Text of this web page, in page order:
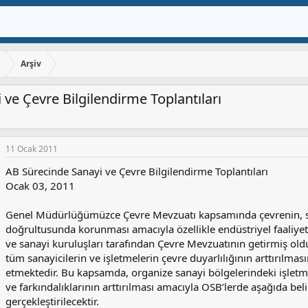
Arşiv
Çevre Bilgilendirme Toplantıları
11 Ocak 2011
AB Sürecinde Sanayi ve Çevre Bilgilendirme Toplantıları
Ocak 03, 2011
Genel Müdürlüğümüzce Çevre Mevzuatı kapsamında
doğrultusunda korunması amacıyla özellikle endüstriyel
ve sanayi kuruluşları tarafından Çevre Mevzuatının getirmiş
tüm sanayicilerin ve işletmelerin çevre duyarlılığının
etmektedir. Bu kapsamda, organize sanayi bölgelerindeki
ve farkındalıklarının arttırılması amacıyla OSB’lerde
gerçekleştirilecektir.